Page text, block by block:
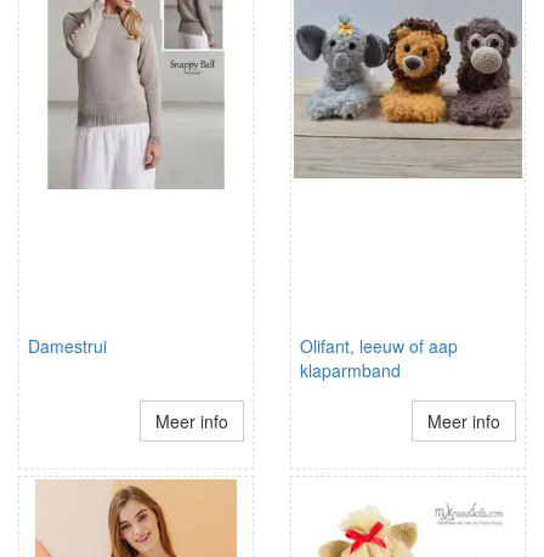
Damestrui
Meer info
Olifant, leeuw of aap
klaparmband
Meer info